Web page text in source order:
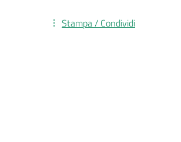
Stampa / Condividi